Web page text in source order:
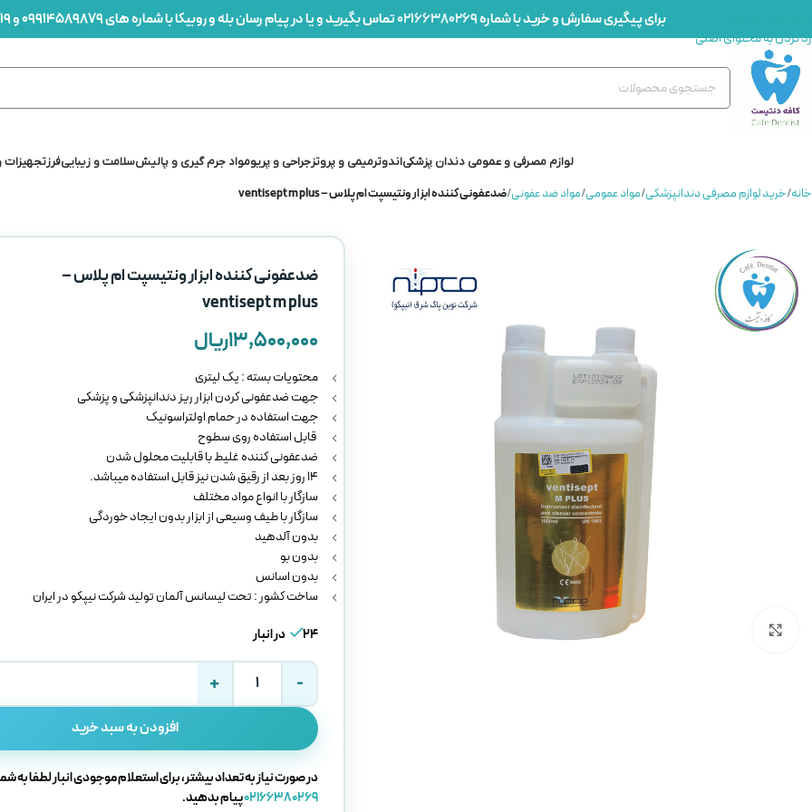
رد کردن به محتوای اصلی
برای پیگیری سفارش و خرید با شماره02166380269تماس بگیرید و یا در پیام رسان بله و روبیکا با شماره های 09914589879 و 09912436419 در ارتباط باشید
لوازم مصرفی و عمومی دندان پزشکیاندوترمیمی و پروتزجراحی و پریومواد جرم گیری و پالیشسلامت و زیباییفرزتجهیزات
خانه/خرید لوازم مصرفی دندانپزشکی/مواد عمومی/مواد ضد عفونی/ضدعفونی کننده ابزار ونتیسپت ام پلاس – ventisept m plus
ضدعفونی کننده ابزار ونتیسپت ام پلاس –
ventisept m plus
۱۳,۵۰۰,۰۰۰ریال
محتویات بسته : یک لیتری
جهت ضدعفونی کردن ابزار ریز دندانپزشکی و پزشکی
جهت استفاده در حمام اولتراسونیک
قابل استفاده روی سطوح
ضدعفونی کننده غلیط با قابلیت محلول شدن
۱۴ روز بعد از رقیق شدن نیز قابل استفاده میباشد.
سازگار با انواع مواد مختلف
سازگار با طیف وسیعی از ابزار بدون ایجاد خوردگی
بدون آلدهید
بدون بو
بدون اسانس
ساخت کشور : تحت لیسانس آلمان تولید شرکت نیپکو در ایران
24 در انبار
افزودن به سبد خرید
در صورت نیاز به تعداد بیشتر، برای استعلام موجودی انبار لطفا به
02166380269پیام بدهید.